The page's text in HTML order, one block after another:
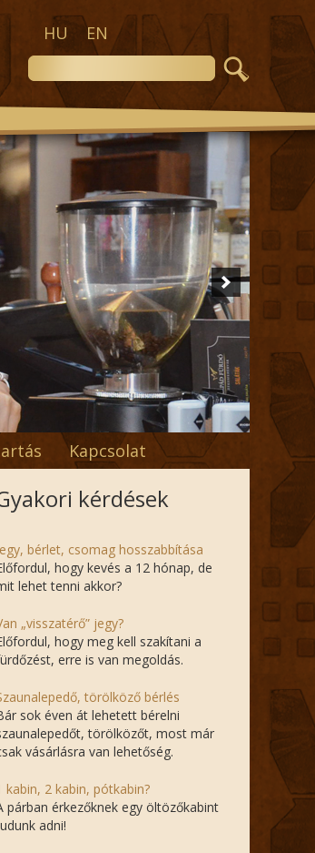
HU EN
Kapcsolat
kérdések
bérlet, csomag hosszabbítása
hogy kevés a 12 hónap, de
lehet tenni akkor?
„visszatérő” jegy?
hogy meg kell szakítani a
erre is van megoldás.
törölköző bérlés
sok éven át lehetett bérelni
törölközőt, most már
vásárlásra van lehetőség.
kabin, 2 kabin, pótkabin?
párban érkezőknek egy öltözőkabint
adni!